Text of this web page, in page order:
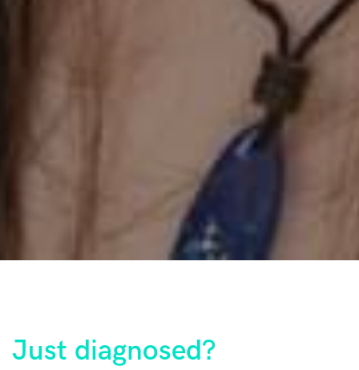
Just diagnosed?